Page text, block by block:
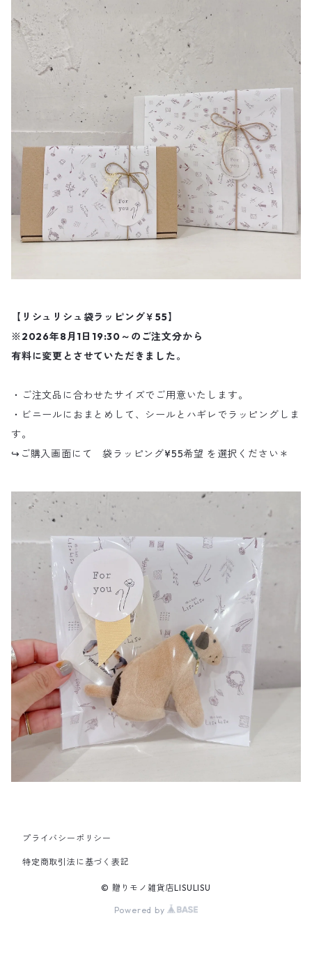
【リシュリシュ袋ラッピング￥55】
※2026年8月1日19:30～のご注文分から
有料に変更とさせていただきました。
・ご注文品に合わせたサイズでご用意いたします。
・ビニールにおまとめして、シールとハギレでラッピングしま
す。
↪︎ご購入画面にて 袋ラッピング¥55希望 を選択ください＊
プライバシーポリシー
特定商取引法に基づく表記
© 贈りモノ雑貨店LISULISU
Powered by